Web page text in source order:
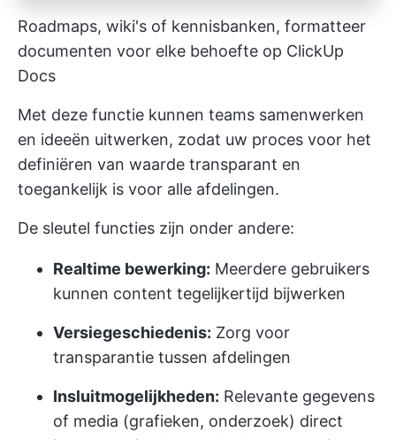
Roadmaps, wiki's of kennisbanken, formatteer
documenten voor elke behoefte op ClickUp
Docs
Met deze functie kunnen teams samenwerken
en ideeën uitwerken, zodat uw proces voor het
definiëren van waarde transparant en
toegankelijk is voor alle afdelingen.
De sleutel functies zijn onder andere:
Realtime bewerking: Meerdere gebruikers
kunnen content tegelijkertijd bijwerken
Versiegeschiedenis: Zorg voor
transparantie tussen afdelingen
Insluitmogelijkheden: Relevante gegevens
of media (grafieken, onderzoek) direct